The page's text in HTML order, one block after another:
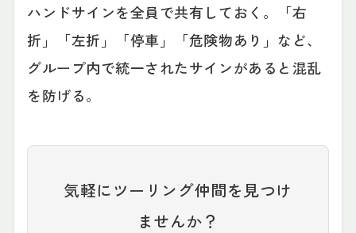
ハンドサインを全員で共有しておく。「右
折」「左折」「停車」「危険物あり」など、
グループ内で統一されたサインがあると混乱
を防げる。
気軽にツーリング仲間を見つけ
ませんか？